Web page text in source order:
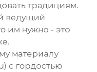
традициям.
ведущий
им нужно - это
материалу
с гордостью